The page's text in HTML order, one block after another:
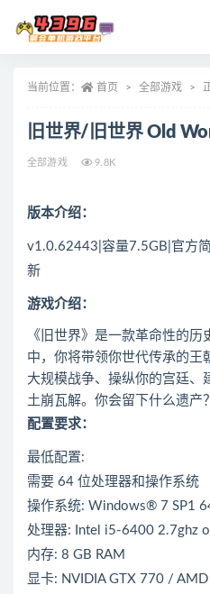
当前位置： 首页 全部游戏
旧世界/旧世界 Old
全部游戏 9.8K
版本介绍：
v1.0.62443|容量7.5GB|官方
新
游戏介绍：
《旧世界》是一款革命性的
中，你将带领你世代传承的王
大规模战争、操纵你的宫廷
土崩瓦解。你会留下什么遗产？
配置要求：
最低配置:
需要 64 位处理器和操作系统
操作系统: Windows® 7 SP1
处理器: Intel i5-6400 2.7ghz
内存: 8 GB RAM
显卡: NVIDIA GTX 770 /